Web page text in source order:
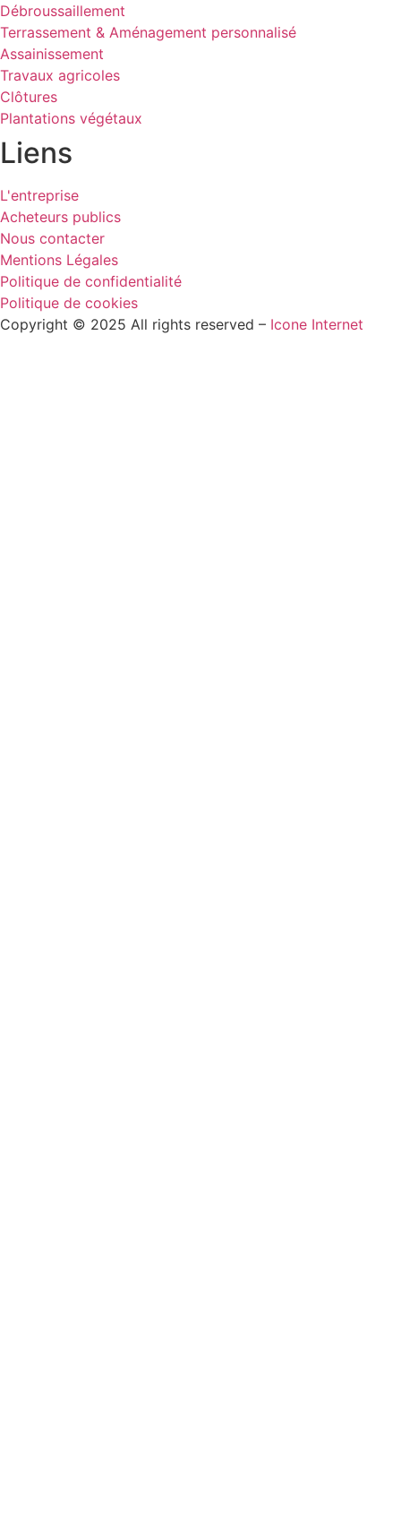
Débroussaillement
Terrassement & Aménagement personnalisé
Assainissement
Travaux agricoles
Clôtures
Plantations végétaux
Liens
L'entreprise
Acheteurs publics
Nous contacter
Mentions Légales
Politique de confidentialité
Politique de cookies
Copyright © 2025 All rights reserved – Icone Internet